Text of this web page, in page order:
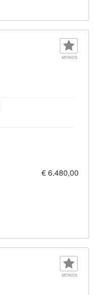
MERKEN
€ 6.480,00
MERKEN